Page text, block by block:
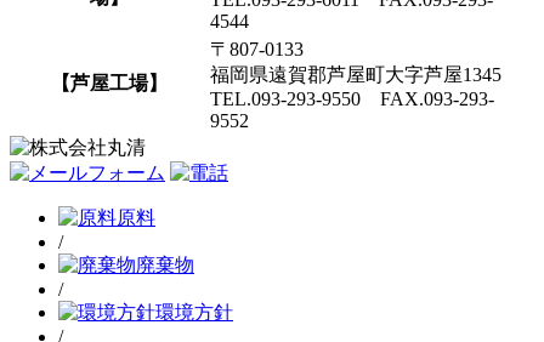
4544
【芦屋工場】
〒807-0133
福岡県遠賀郡芦屋町大字芦屋1345
TEL.093-293-9550 FAX.093-293-
9552
原料
/
廃棄物
/
環境方針
/